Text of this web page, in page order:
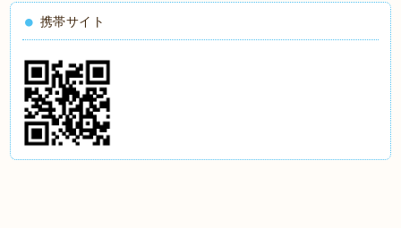
携帯サイト